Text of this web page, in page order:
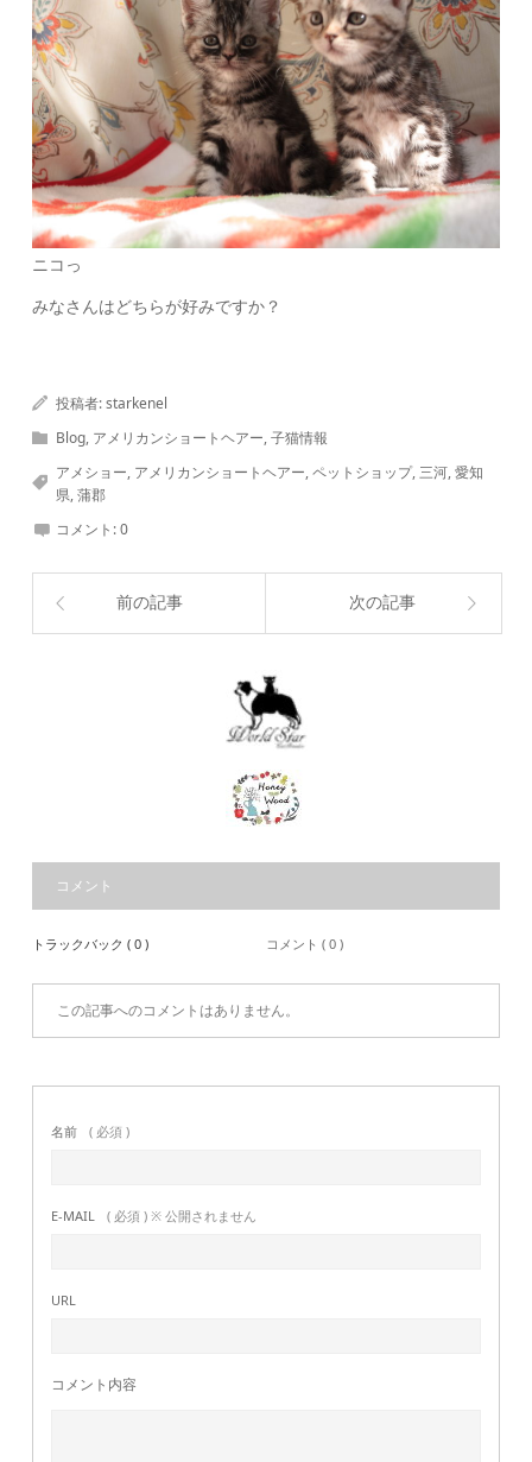
ニコっ
みなさんはどちらが好みですか？
投稿者:starkenel
Blog, アメリカンショートヘアー,子猫情報
アメショー, アメリカンショートヘアー,ペットショップ,三河,愛知
県,蒲郡
コメント:0
前の記事 次の記事
コメント
トラックバック ( 0 ) コメント ( 0 )
この記事へのコメントはありません。
名前 ( 必須 )
E-MAIL ( 必須 ) ※ 公開されません
URL
コメント内容